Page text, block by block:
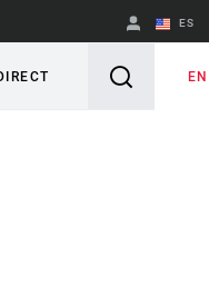
ES
English